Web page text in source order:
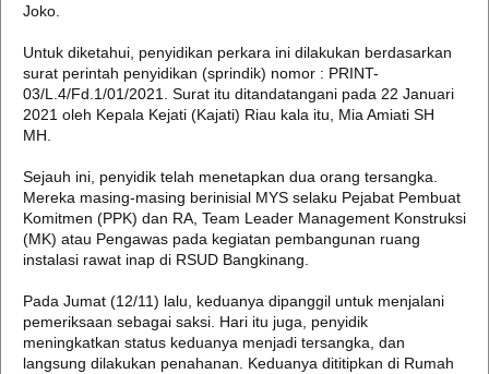
Joko.
Untuk diketahui, penyidikan perkara ini dilakukan berdasarkan
surat perintah penyidikan (sprindik) nomor : PRINT-
03/L.4/Fd.1/01/2021. Surat itu ditandatangani pada 22 Januari
2021 oleh Kepala Kejati (Kajati) Riau kala itu, Mia Amiati SH
MH.
Sejauh ini, penyidik telah menetapkan dua orang tersangka.
Mereka masing-masing berinisial MYS selaku Pejabat Pembuat
Komitmen (PPK) dan RA, Team Leader Management Konstruksi
(MK) atau Pengawas pada kegiatan pembangunan ruang
instalasi rawat inap di RSUD Bangkinang.
Pada Jumat (12/11) lalu, keduanya dipanggil untuk menjalani
pemeriksaan sebagai saksi. Hari itu juga, penyidik
meningkatkan status keduanya menjadi tersangka, dan
langsung dilakukan penahanan. Keduanya dititipkan di Rumah